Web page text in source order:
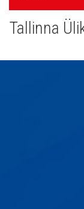
Tallinna